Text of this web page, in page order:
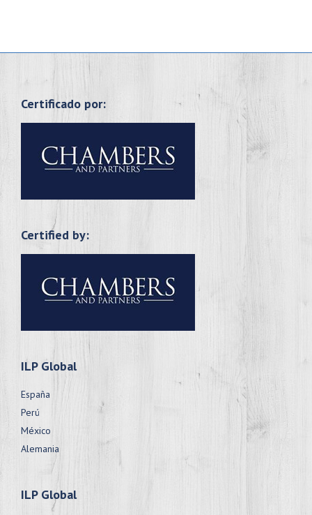
Certificado por:
Certified by:
ILP Global
España
Perú
México
Alemania
ILP Global